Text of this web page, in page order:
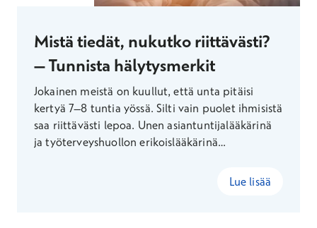
Mistä tiedät, nukutko riittävästi?
– Tunnista hälytysmerkit
Jokainen meistä on kuullut, että unta pitäisi
kertyä 7–8 tuntia yössä. Silti vain puolet ihmisistä
saa riittävästi lepoa. Unen asiantuntijalääkärinä
ja työterveyshuollon erikoislääkärinä
kertoo, miten ja miksi uneen kannattaa satsata.
Lue lisää